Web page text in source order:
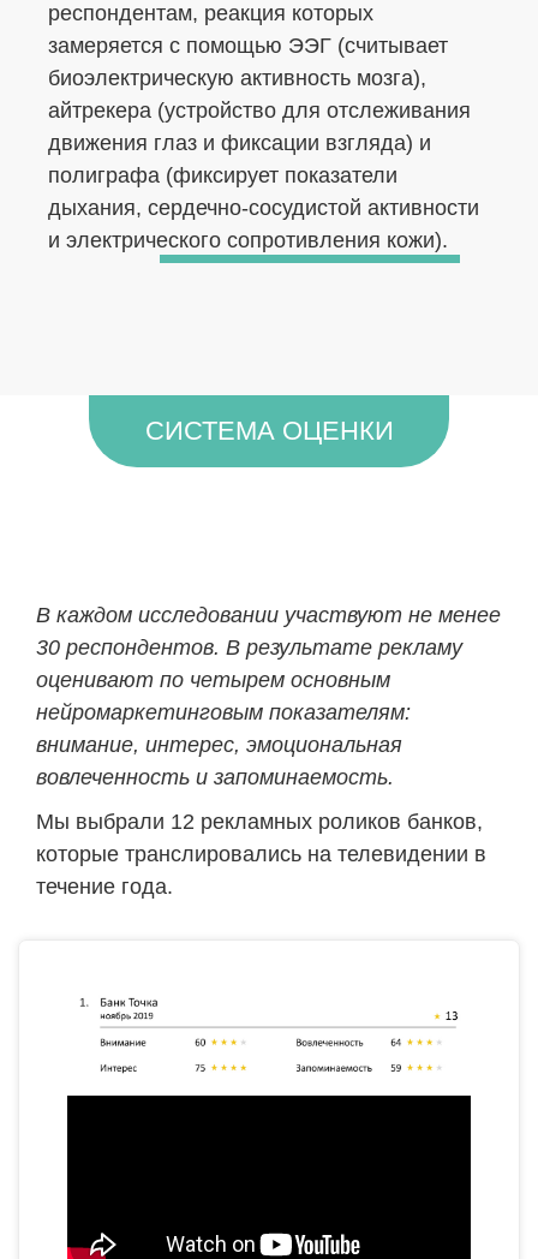
респондентам, реакция которых
замеряется с помощью ЭЭГ (считывает
биоэлектрическую активность мозга),
айтрекера (устройство для отслеживания
движения глаз и фиксации взгляда) и
полиграфа (фиксирует показатели
дыхания, сердечно-сосудистой активности
и электрического сопротивления кожи).
СИСТЕМА ОЦЕНКИ
В каждом исследовании участвуют не менее
30 респондентов. В результате рекламу
оценивают по четырем основным
нейромаркетинговым показателям:
внимание, интерес, эмоциональная
вовлеченность и запоминаемость.
Мы выбрали 12 рекламных роликов банков,
которые транслировались на телевидении в
течение года.